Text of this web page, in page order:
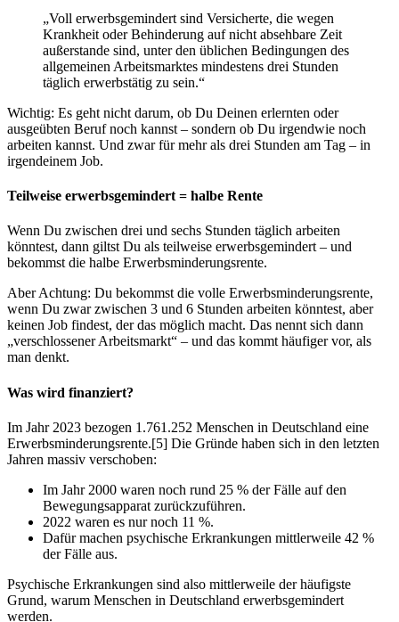
„Voll erwerbsgemindert sind Versicherte, die wegen
Krankheit oder Behinderung auf nicht absehbare Zeit
außerstande sind, unter den üblichen Bedingungen des
allgemeinen Arbeitsmarktes mindestens drei Stunden
täglich erwerbstätig zu sein.“
Wichtig: Es geht nicht darum, ob Du Deinen erlernten oder
ausgeübten Beruf noch kannst – sondern ob Du irgendwie noch
arbeiten kannst. Und zwar für mehr als drei Stunden am Tag – in
irgendeinem Job.
Teilweise erwerbsgemindert = halbe Rente
Wenn Du zwischen drei und sechs Stunden täglich arbeiten
könntest, dann giltst Du als teilweise erwerbsgemindert – und
bekommst die halbe Erwerbsminderungsrente.
Aber Achtung: Du bekommst die volle Erwerbsminderungsrente,
wenn Du zwar zwischen 3 und 6 Stunden arbeiten könntest, aber
keinen Job findest, der das möglich macht. Das nennt sich dann
„verschlossener Arbeitsmarkt“ – und das kommt häufiger vor, als
man denkt.
Was wird finanziert?
Im Jahr 2023 bezogen 1.761.252 Menschen in Deutschland eine
Erwerbsminderungsrente.[5] Die Gründe haben sich in den letzten
Jahren massiv verschoben:
Im Jahr 2000 waren noch rund 25 % der Fälle auf den
Bewegungsapparat zurückzuführen.
2022 waren es nur noch 11 %.
Dafür machen psychische Erkrankungen mittlerweile 42 %
der Fälle aus.
Psychische Erkrankungen sind also mittlerweile der häufigste
Grund, warum Menschen in Deutschland erwerbsgemindert
werden.